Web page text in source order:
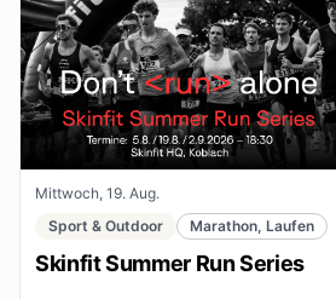
Mittwoch, 19. Aug.
Sport & Outdoor
Marathon, Laufen
Skinfit Summer Run Series